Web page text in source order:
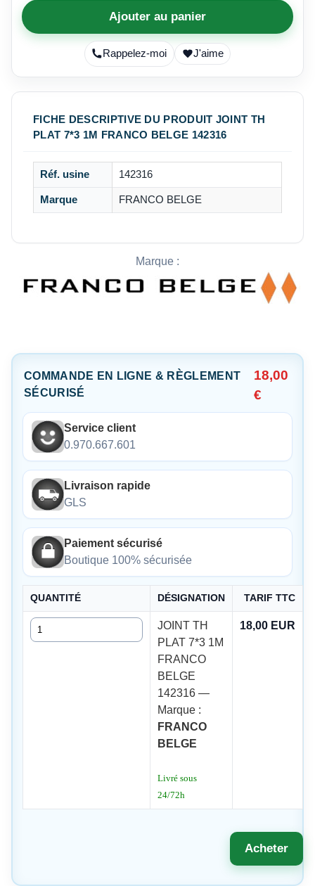
Ajouter au panier
Rappelez-moi J'aime
FICHE DESCRIPTIVE DU PRODUIT JOINT TH
PLAT 7*3 1M FRANCO BELGE 142316
Réf. usine 142316
Marque FRANCO BELGE
Marque :
COMMANDE EN LIGNE & RÈGLEMENT
SÉCURISÉ
18,00
€
Service client
0.970.667.601
Livraison rapide
GLS
Paiement sécurisé
Boutique 100% sécurisée
QUANTITÉ DÉSIGNATION TARIF TTC
Quantité
JOINT TH
PLAT 7*3 1M
FRANCO
BELGE
142316 —
Marque :
FRANCO
BELGE
Livré sous
24/72h
18,00 EUR
Acheter